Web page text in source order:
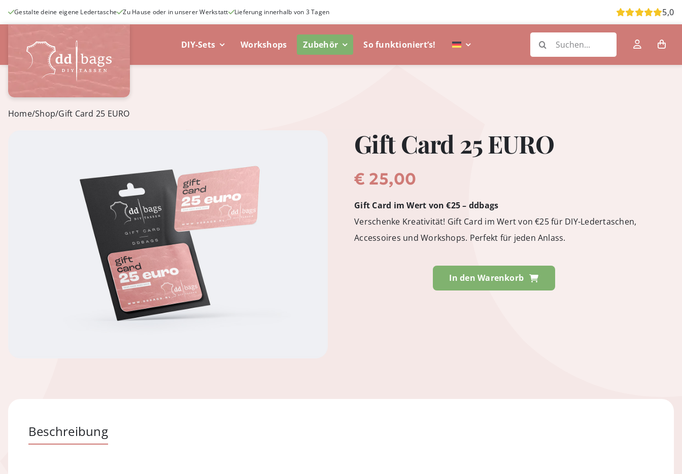
Skip
to
Gestalte deine eigene Ledertasche Zu Hause oder in unserer Werkstatt Lieferung innerhalb von 3 Tagen 5,0
DIY-Sets Workshops Zubehör So funktioniert’s!
Search
for:
Home/Shop/Gift Card 25 EURO
Gift Card 25 EURO
€ 25,00
Gift Card im Wert von €25 – ddbags
Verschenke Kreativität! Gift Card im Wert von €25 für DIY-Ledertaschen,
Accessoires und Workshops. Perfekt für jeden Anlass.
In den Warenkorb
Beschreibung